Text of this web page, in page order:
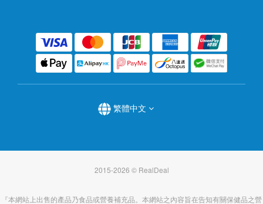
繁體中文
2015-2026 © RealDeal
『本網站上出售的產品乃食品或營養補充品。本網站之內容旨在告知有關保健品之營